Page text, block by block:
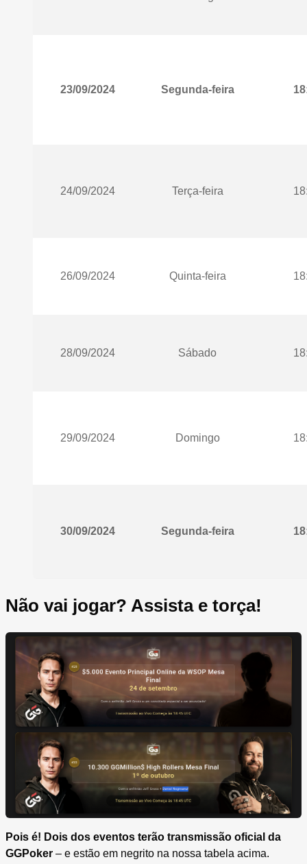
23/09/2024 Segunda-feira
24/09/2024 Terça-feira
26/09/2024 Quinta-feira
28/09/2024 Sábado
29/09/2024 Domingo
30/09/2024 Segunda-feira
Não vai jogar? Assista e torça!
Pois é! Dois dos eventos terão transmissão oficial da
GGPoker – e estão em negrito na nossa tabela acima.